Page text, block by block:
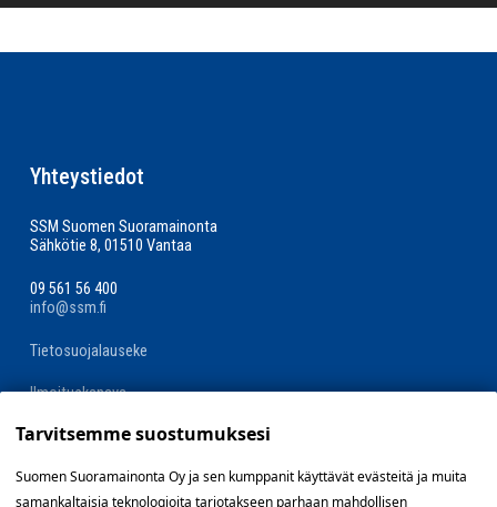
Yhteystiedot
SSM Suomen Suoramainonta
Sähkötie 8, 01510 Vantaa
09 561 56 400
info@ssm.fi
Tietosuojalauseke
Ilmoituskanava
Evästevalinnat »
Tarvitsemme suostumuksesi
Suomen Suoramainonta Oy ja sen kumppanit käyttävät evästeitä ja muita
samankaltaisia teknologioita tarjotakseen parhaan mahdollisen